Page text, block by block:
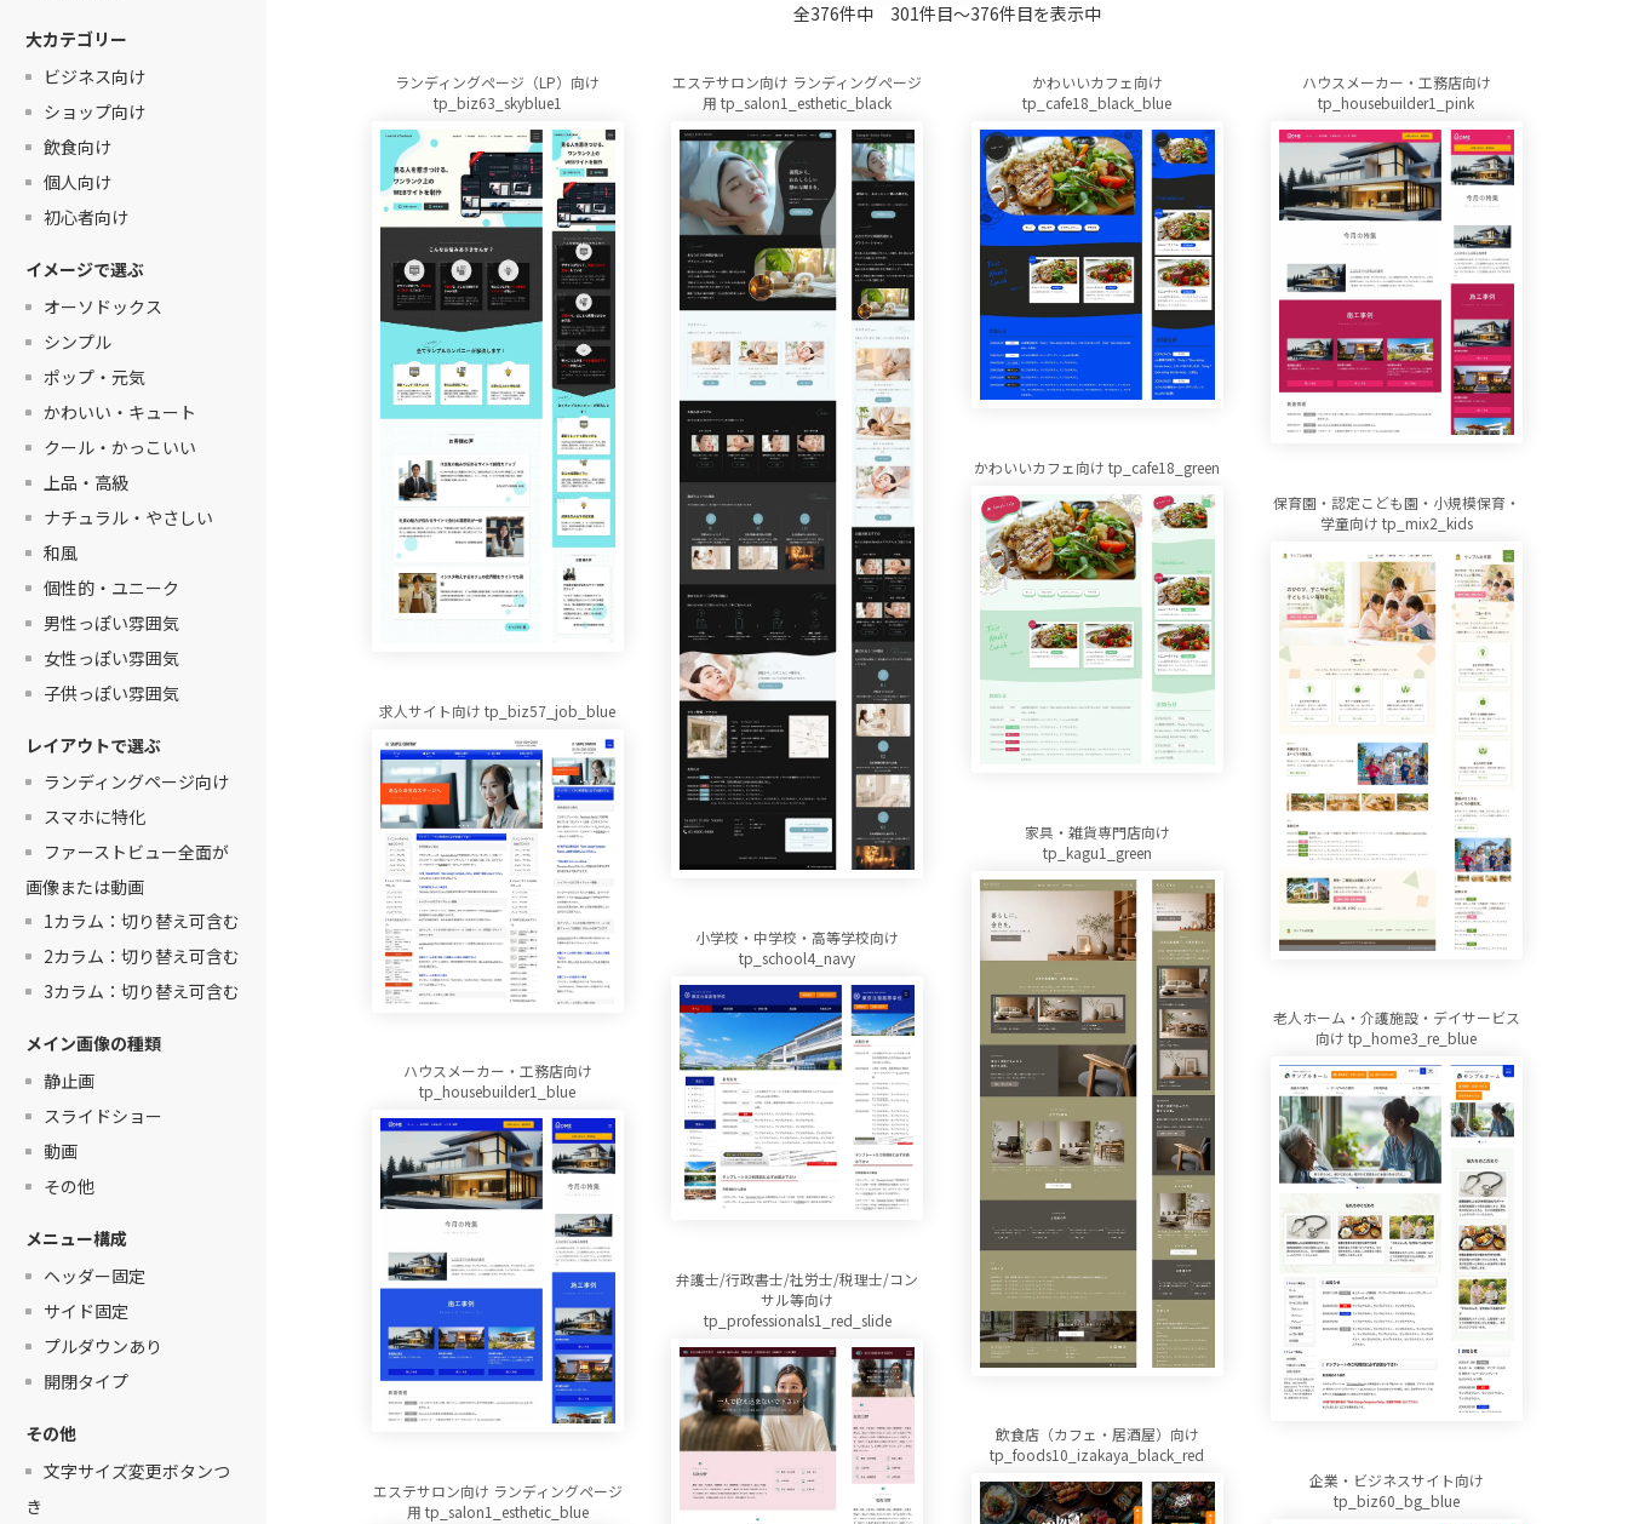
全376件中 301件目〜376件目を表示中
ランディングページ（LP）向け
tp_biz63_skyblue1
エステサロン向け ランディングページ
用 tp_salon1_esthetic_black
かわいいカフェ向け
tp_cafe18_black_blue
ハウスメーカー・工務店向け
tp_housebuilder1_pink
かわいいカフェ向け tp_cafe18_green
保育園・認定こども園・小規模保育・
学童向け tp_mix2_kids
求人サイト向け tp_biz57_job_blue
家具・雑貨専門店向け
tp_kagu1_green
小学校・中学校・高等学校向け
tp_school4_navy
老人ホーム・介護施設・デイサービス
向け tp_home3_re_blue
ハウスメーカー・工務店向け
tp_housebuilder1_blue
弁護士/行政書士/社労士/税理士/コン
サル等向け
tp_professionals1_red_slide
飲食店（カフェ・居酒屋）向け
tp_foods10_izakaya_black_red
企業・ビジネスサイト向け
tp_biz60_bg_blue
エステサロン向け ランディングページ
用 tp_salon1_esthetic_blue
大カテゴリー
ビジネス向け
ショップ向け
飲食向け
個人向け
初心者向け
イメージで選ぶ
オーソドックス
シンプル
ポップ・元気
かわいい・キュート
クール・かっこいい
上品・高級
ナチュラル・やさしい
和風
個性的・ユニーク
男性っぽい雰囲気
女性っぽい雰囲気
子供っぽい雰囲気
レイアウトで選ぶ
ランディングページ向け
スマホに特化
ファーストビュー全面が
画像または動画
1カラム：切り替え可含む
2カラム：切り替え可含む
3カラム：切り替え可含む
メイン画像の種類
静止画
スライドショー
動画
その他
メニュー構成
ヘッダー固定
サイド固定
プルダウンあり
開閉タイプ
その他
文字サイズ変更ボタンつ
き